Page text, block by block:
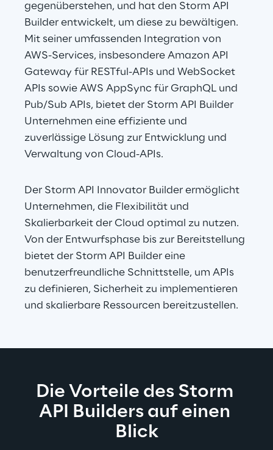
gegenüberstehen, und hat den Storm API
Builder entwickelt, um diese zu bewältigen.
Mit seiner umfassenden Integration von
AWS-Services, insbesondere Amazon API
Gateway für RESTful-APIs und WebSocket
APIs sowie AWS AppSync für GraphQL und
Pub/Sub APIs, bietet der Storm API Builder
Unternehmen eine effiziente und
zuverlässige Lösung zur Entwicklung und
Verwaltung von Cloud-APIs.
Der Storm API Innovator Builder ermöglicht
Unternehmen, die Flexibilität und
Skalierbarkeit der Cloud optimal zu nutzen.
Von der Entwurfsphase bis zur Bereitstellung
bietet der Storm API Builder eine
benutzerfreundliche Schnittstelle, um APIs
zu definieren, Sicherheit zu implementieren
und skalierbare Ressourcen bereitzustellen.
Die Vorteile des Storm
API Builders auf einen
Blick